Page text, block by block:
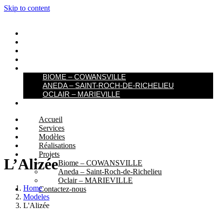
Skip to content
BIOME – COWANSVILLE​
ANEDA – SAINT-ROCH-DE-RICHELIEU
OCLAIR – MARIEVILLE
Accueil
Services
Modèles
Réalisations
Projets
Biome – COWANSVILLE​
Aneda – Saint-Roch-de-Richelieu
Oclair – MARIEVILLE
Contactez-nous
L’Alizée
Home
Modeles
L'Alizée